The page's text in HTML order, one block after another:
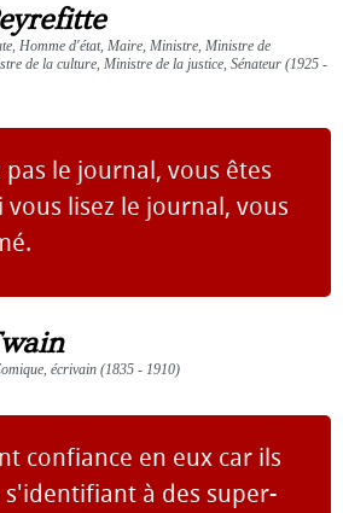
Homme d'état, Maire, Ministre, Ministre de
de la culture, Ministre de la justice, Sénateur (1925 -
pas le journal, vous êtes
vous lisez le journal, vous
écrivain (1835 - 1910)
confiance en eux car ils
à des super-